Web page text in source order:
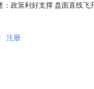
：政策利好支撑 盘面直线飞
注册